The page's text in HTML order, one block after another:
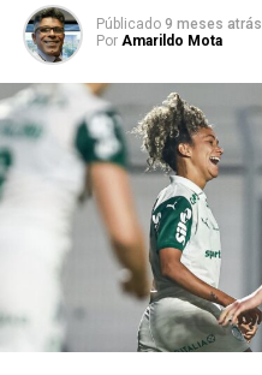
Públicado 9 meses atrás
Por Amarildo Mota